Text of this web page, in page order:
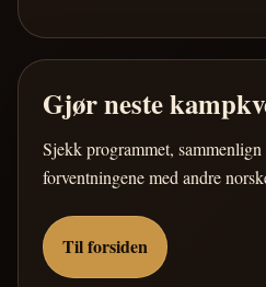
Gjør neste
Sjekk programmet,
forventningene med andre
Til forsiden